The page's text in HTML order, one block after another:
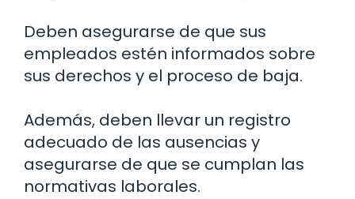
Deben asegurarse de que sus
empleados estén informados sobre
sus derechos y el proceso de baja.
Además, deben llevar un registro
adecuado de las ausencias y
asegurarse de que se cumplan las
normativas laborales.